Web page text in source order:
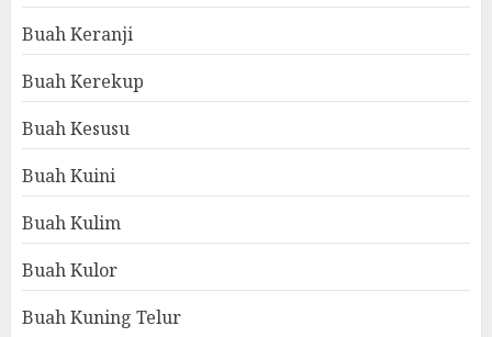
Buah Keranji
Buah Kerekup
Buah Kesusu
Buah Kuini
Buah Kulim
Buah Kulor
Buah Kuning Telur